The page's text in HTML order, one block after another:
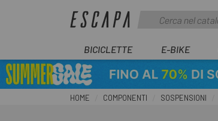
BICICLETTE E-BIKE
HOME COMPONENTI SOSPENSIONI